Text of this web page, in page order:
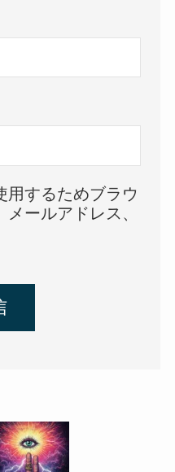
用するためブラウ
ールアドレス、